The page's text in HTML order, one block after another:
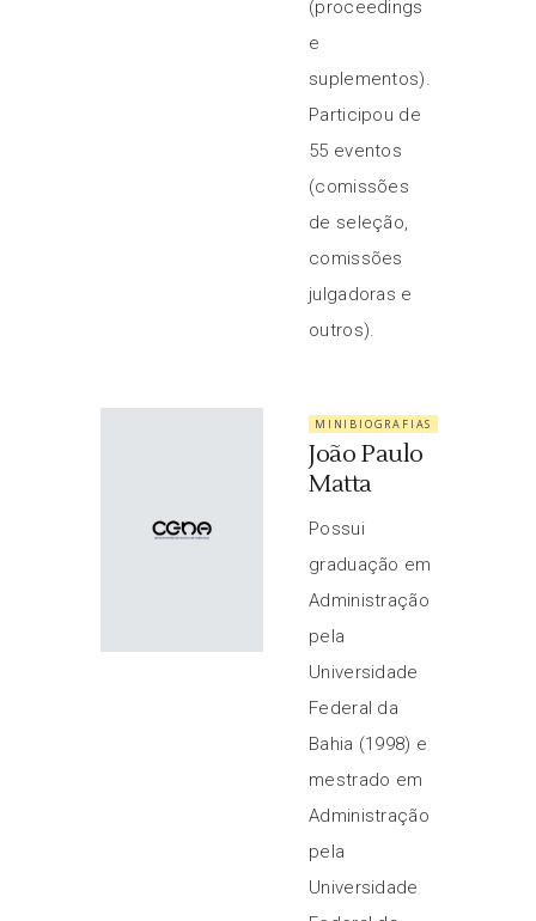
(proceedings
e
suplementos).
Participou de
55 eventos
(comissões
de seleção,
comissões
julgadoras e
outros).
MINIBIOGRAFIAS
João Paulo
Matta
Possui
graduação em
Administração
pela
Universidade
Federal da
Bahia (1998) e
mestrado em
Administração
pela
Universidade